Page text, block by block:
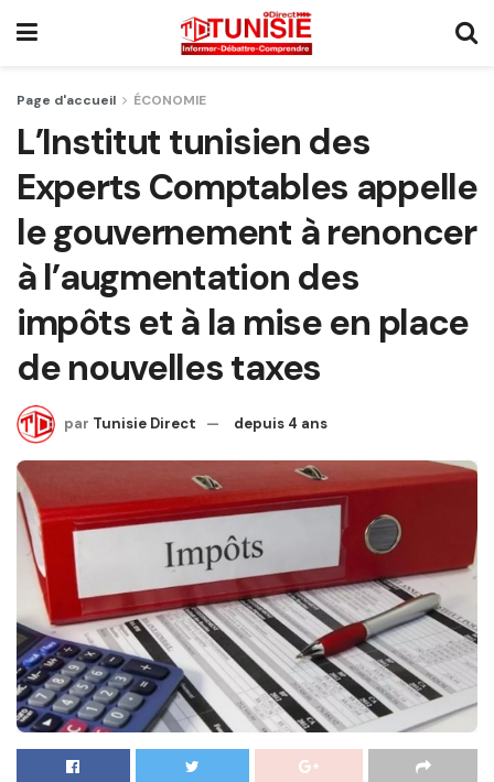
Page d'accueil ÉCONOMIE
L’Institut tunisien des
Experts Comptables appelle
le gouvernement à renoncer
à l’augmentation des
impôts et à la mise en place
de nouvelles taxes
par Tunisie Direct depuis 4 ans